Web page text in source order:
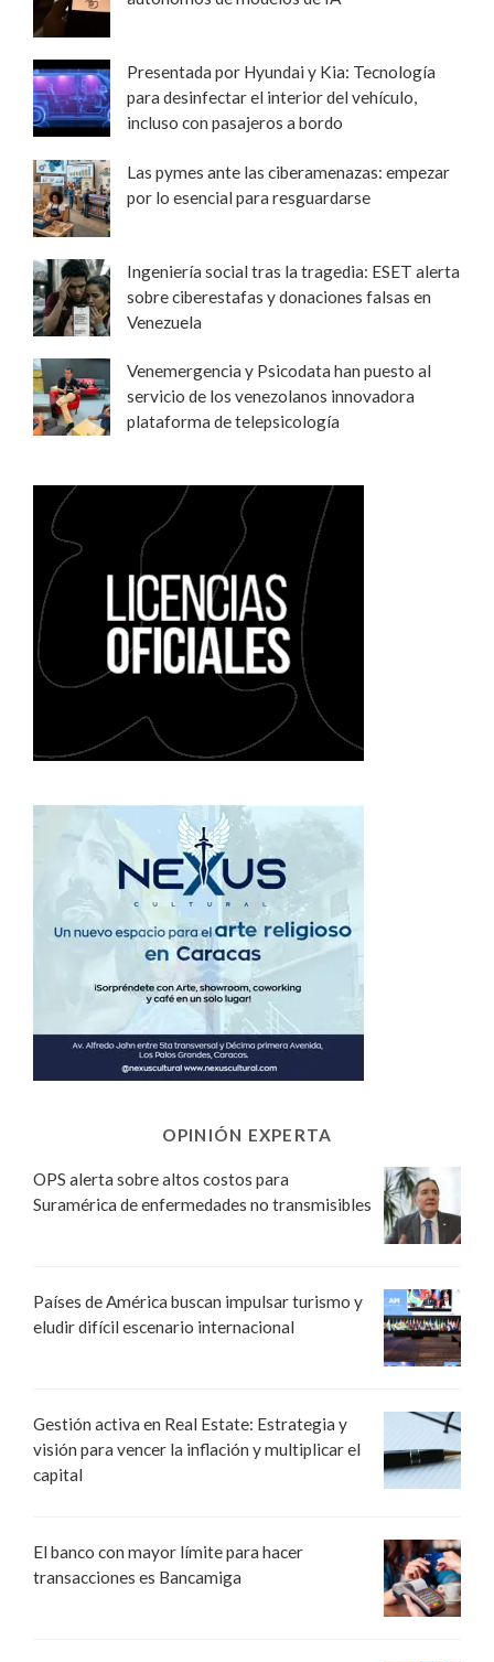
Presentada por Hyundai y Kia: Tecnología
para desinfectar el interior del vehículo,
incluso con pasajeros a bordo
Las pymes ante las ciberamenazas: empezar
por lo esencial para resguardarse
Ingeniería social tras la tragedia: ESET alerta
sobre ciberestafas y donaciones falsas en
Venezuela
Venemergencia y Psicodata han puesto al
servicio de los venezolanos innovadora
plataforma de telepsicología
OPINIÓN EXPERTA
OPS alerta sobre altos costos para
Suramérica de enfermedades no transmisibles
Países de América buscan impulsar turismo y
eludir difícil escenario internacional
Gestión activa en Real Estate: Estrategia y
visión para vencer la inflación y multiplicar el
capital
El banco con mayor límite para hacer
transacciones es Bancamiga